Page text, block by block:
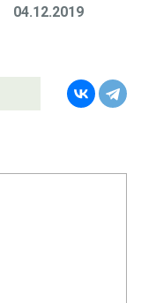
04.12.2019